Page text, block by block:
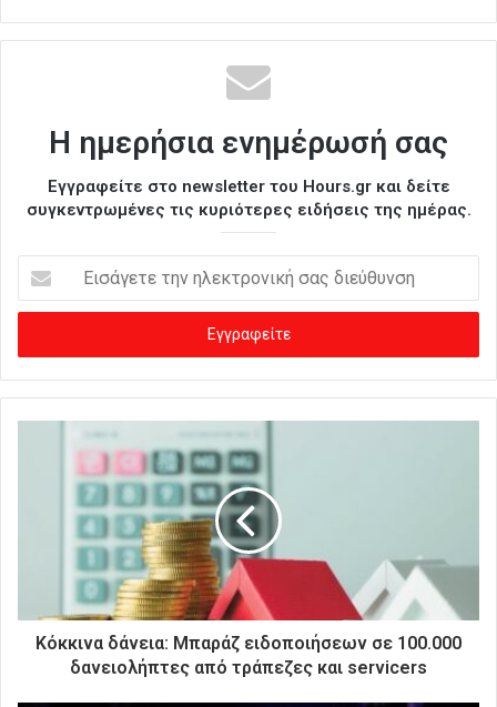
Η ημερήσια ενημέρωσή σας
Εγγραφείτε στο newsletter του Hours.gr και δείτε
συγκεντρωμένες τις κυριότερες ειδήσεις της ημέρας.
σ
γ
ε
τ
Κόκκινα δάνεια: Μπαράζ ειδοποιήσεων σε 100.000
δανειολήπτες από τράπεζες και servicers